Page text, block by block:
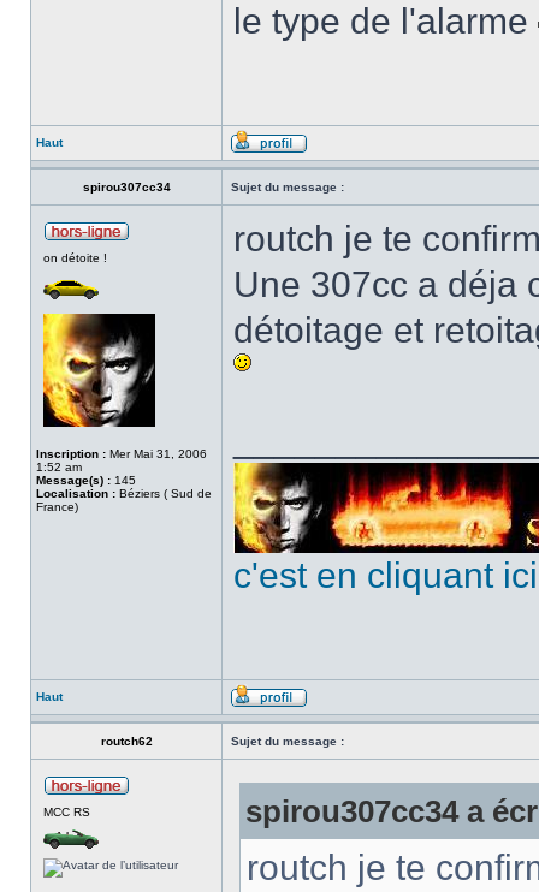
le type de l'alarme
Haut
spirou307cc34 Sujet du message :
on détoite !
Inscription : Mer Mai 31, 2006
1:52 am
Message(s) : 145
Localisation : Béziers ( Sud de
France)
routch je te
Une 307cc a déja
détoitage et
c'est en cliquant
Haut
routch62 Sujet du message :
MCC RS spirou307cc34 a
routch je te